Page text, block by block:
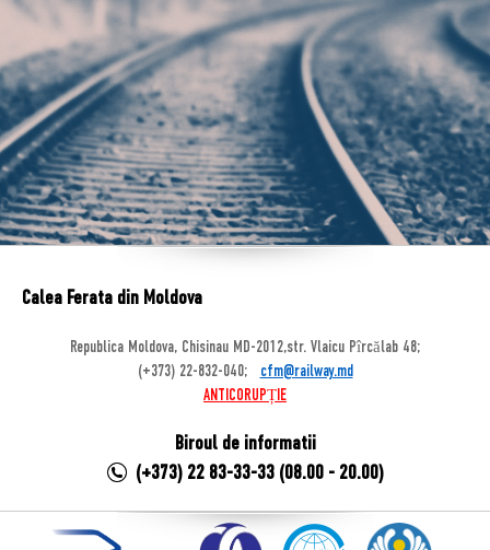
Calea Ferata din Moldova
Republica Moldova, Chisinau MD-2012,str. Vlaicu Pîrcălab 48;
(+373) 22-832-040;
cfm@railway.md
ANTICORUPȚIE
Biroul de informatii
(+373) 22 83-33-33 (08.00 - 20.00)